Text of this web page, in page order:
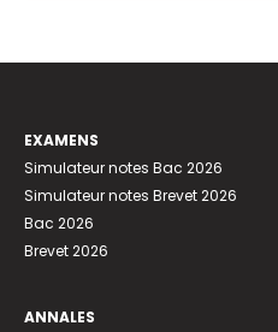
EXAMENS
Simulateur notes Bac 2026
Simulateur notes Brevet 2026
Bac 2026
Brevet 2026
ANNALES